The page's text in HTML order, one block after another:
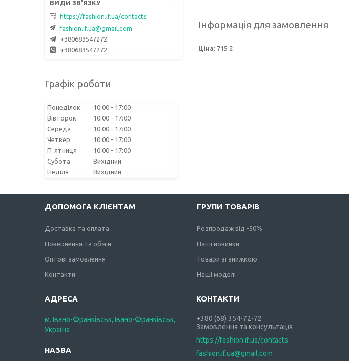
Інформація для замовлення
Ціна: 715 ₴
https://fashion.if.ua/contacts
fashion.if.ua@gmail.com
+380683547272
+380683547272
Графік роботи
Понеділок 10:00
17:00
Вівторок
10:00
17:00
Середа
10:00
17:00
Четвер
10:00
17:00
Пʼятниця
10:00
17:00
Субота
Вихідний
Неділя
Вихідний
ДОПОМОГА КЛІЄНТАМ
Доставка та оплата
Повернення та обмін
Оптові замовлення
Контакти
ГРУПИ ТОВАРІВ
Розпродаж від -50%
Наші новинки
Товари зі знижкою
Наші моделі
м. Івано-Франківськ, Івано-Франківськ,
Україна
+380 (68) 354-72-72
Замовлення та консультація
https://fashion.if.ua/contacts
fashion.if.ua@gmail.com